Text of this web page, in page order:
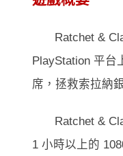
Ratchet &
PlayStation 平台
席，拯救索拉納
Ratchet &
1 小時以上的